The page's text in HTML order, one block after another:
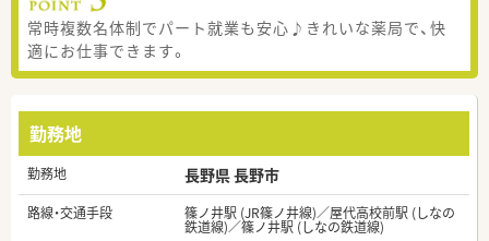
常時複数名体制でパート就業も安心♪きれいな薬局で、快
適にお仕事できます。
勤務地
勤務地 長野県 長野市
路線・交通手段 篠ノ井駅 (JR篠ノ井線)／屋代高校前駅 (しなの
鉄道線)／篠ノ井駅 (しなの鉄道線)